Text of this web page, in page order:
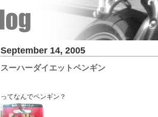
September 14, 2005
スーハーダイエットペンギン
ってなんでペンギン？